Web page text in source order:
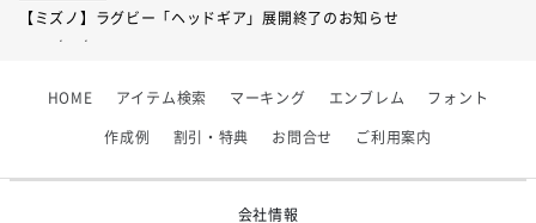
【ミズノ】ラグビー「ヘッドギア」展開終了のお知らせ
2026/07/01
2026/06/09
【アシックス】一部商品「生地の在庫限り」廃盤のお知らせ
HOME アイテム検索 マーキング エンブレム フォント
作成例 割引・特典 お問合せ ご利用案内
会社情報